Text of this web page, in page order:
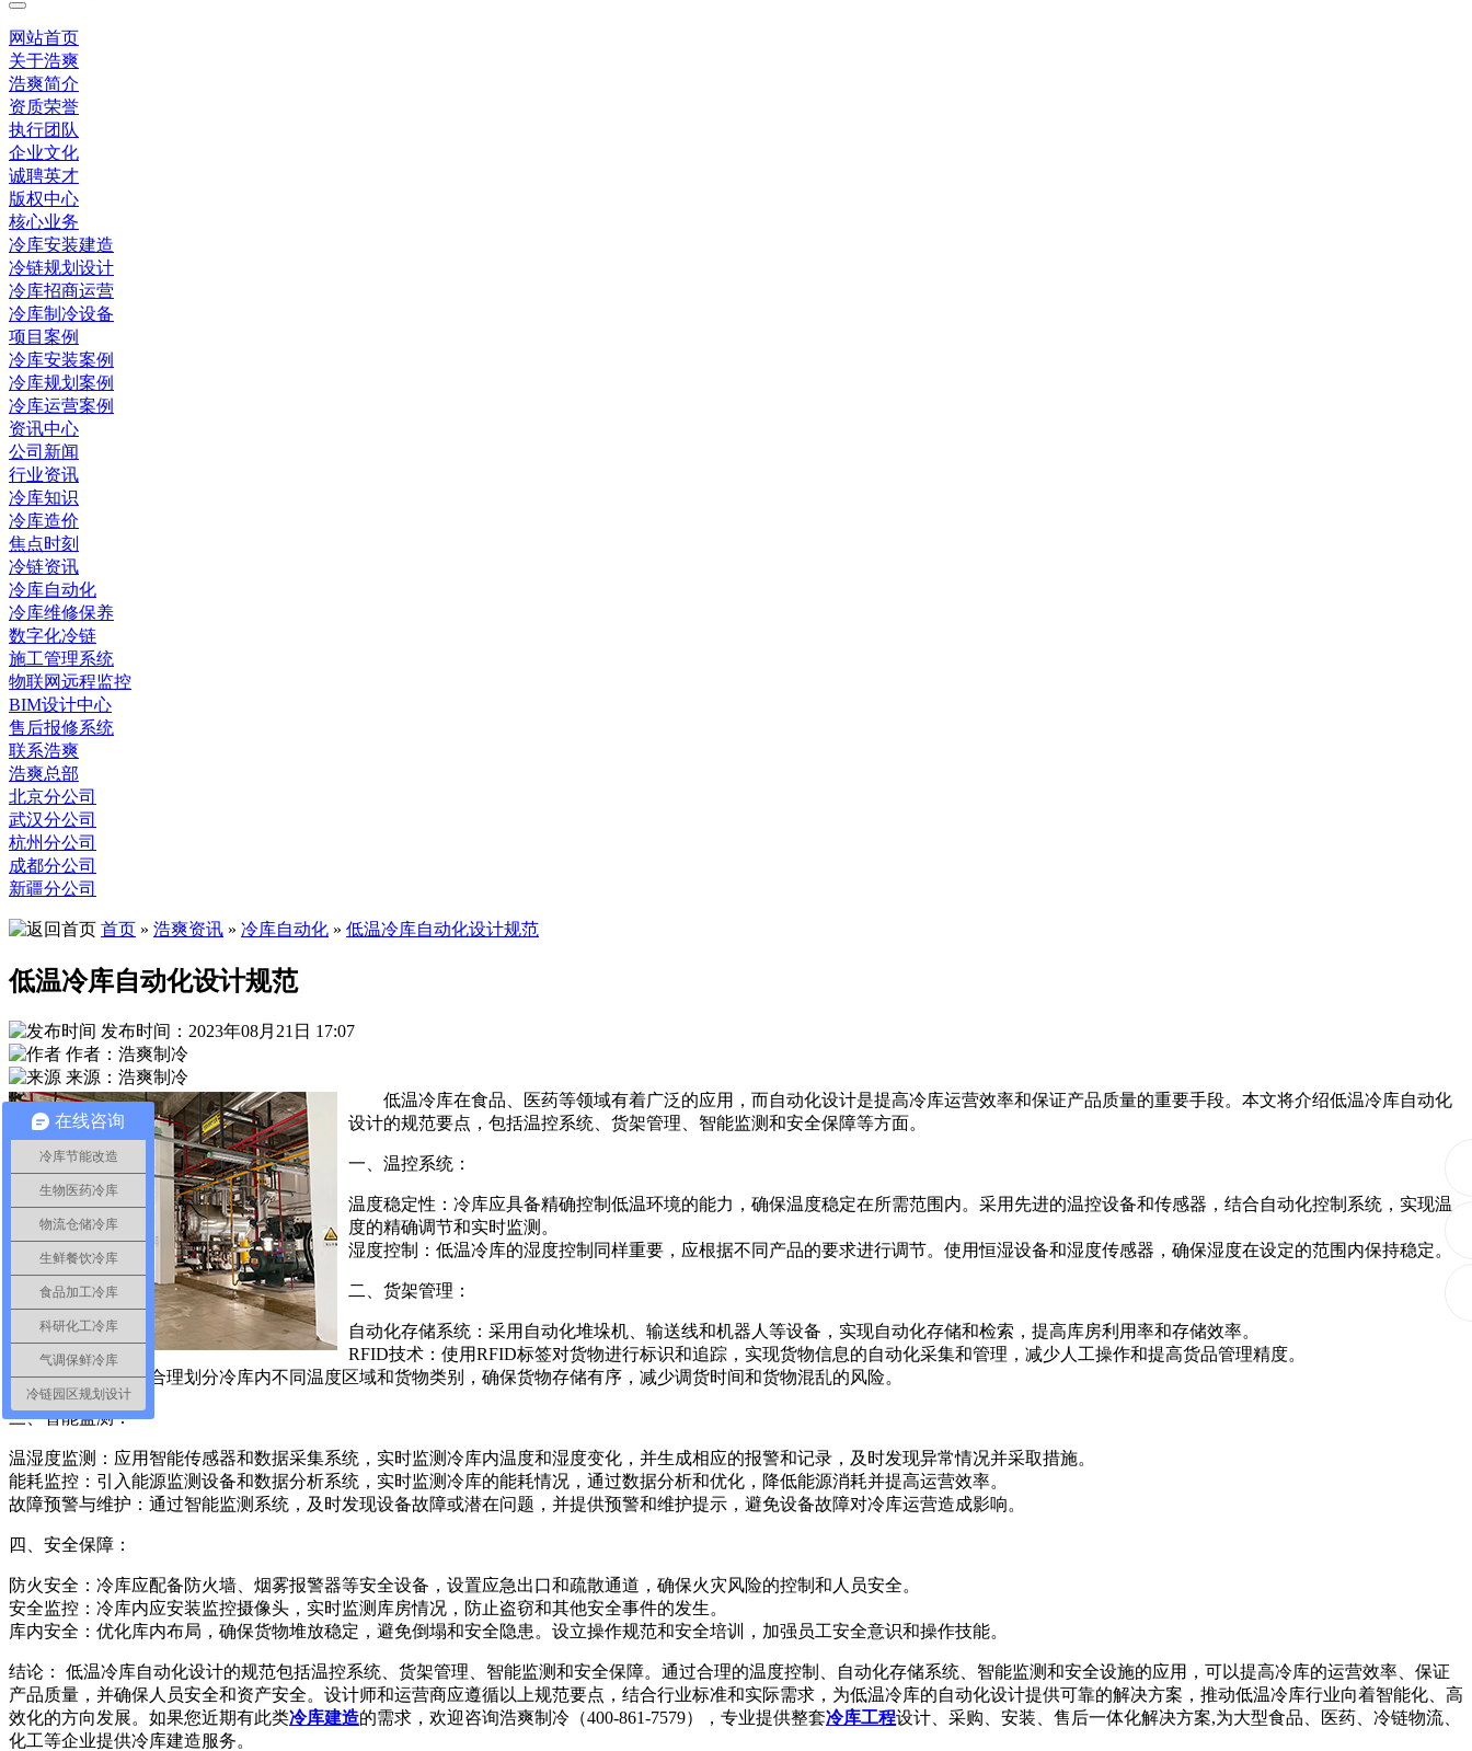
网站首页
关于浩爽
浩爽简介
资质荣誉
执行团队
企业文化
诚聘英才
版权中心
核心业务
冷库安装建造
冷链规划设计
冷库招商运营
冷库制冷设备
项目案例
冷库安装案例
冷库规划案例
冷库运营案例
资讯中心
公司新闻
行业资讯
冷库知识
冷库造价
焦点时刻
冷链资讯
冷库自动化
冷库维修保养
数字化冷链
施工管理系统
物联网远程监控
BIM设计中心
售后报修系统
联系浩爽
浩爽总部
北京分公司
武汉分公司
杭州分公司
成都分公司
新疆分公司
首页 » 浩爽资讯 » 冷库自动化 » 低温冷库自动化设计规范
低温冷库自动化设计规范
发布时间：2023年08月21日 17:07
作者：浩爽制冷
来源：浩爽制冷
低温冷库在食品、医药等领域有着广泛的应用，而自动化设计是提高冷库运营效率和保证产品质量的重要手段。本文将介绍低温冷库自动化
设计的规范要点，包括温控系统、货架管理、智能监测和安全保障等方面。
一、温控系统：
温度稳定性：冷库应具备精确控制低温环境的能力，确保温度稳定在所需范围内。采用先进的温控设备和传感器，结合自动化控制系统，实现温
度的精确调节和实时监测。
湿度控制：低温冷库的湿度控制同样重要，应根据不同产品的要求进行调节。使用恒湿设备和湿度传感器，确保湿度在设定的范围内保持稳定。
二、货架管理：
自动化存储系统：采用自动化堆垛机、输送线和机器人等设备，实现自动化存储和检索，提高库房利用率和存储效率。
RFID技术：使用RFID标签对货物进行标识和追踪，实现货物信息的自动化采集和管理，减少人工操作和提高货品管理精度。
货物分类与分区：合理划分冷库内不同温度区域和货物类别，确保货物存储有序，减少调货时间和货物混乱的风险。
三、智能监测：
温湿度监测：应用智能传感器和数据采集系统，实时监测冷库内温度和湿度变化，并生成相应的报警和记录，及时发现异常情况并采取措施。
能耗监控：引入能源监测设备和数据分析系统，实时监测冷库的能耗情况，通过数据分析和优化，降低能源消耗并提高运营效率。
故障预警与维护：通过智能监测系统，及时发现设备故障或潜在问题，并提供预警和维护提示，避免设备故障对冷库运营造成影响。
四、安全保障：
防火安全：冷库应配备防火墙、烟雾报警器等安全设备，设置应急出口和疏散通道，确保火灾风险的控制和人员安全。
安全监控：冷库内应安装监控摄像头，实时监测库房情况，防止盗窃和其他安全事件的发生。
库内安全：优化库内布局，确保货物堆放稳定，避免倒塌和安全隐患。设立操作规范和安全培训，加强员工安全意识和操作技能。
结论： 低温冷库自动化设计的规范包括温控系统、货架管理、智能监测和安全保障。通过合理的温度控制、自动化存储系统、智能监测和安全设施的应用，可以提高冷库的运营效率、保证
产品质量，并确保人员安全和资产安全。设计师和运营商应遵循以上规范要点，结合行业标准和实际需求，为低温冷库的自动化设计提供可靠的解决方案，推动低温冷库行业向着智能化、高
效化的方向发展。如果您近期有此类冷库建造的需求，欢迎咨询浩爽制冷（400-861-7579），专业提供整套冷库工程设计、采购、安装、售后一体化解决方案,为大型食品、医药、冷链物流、
化工等企业提供冷库建造服务。
在线咨询
冷库节能改造
生物医药冷库
物流仓储冷库
生鲜餐饮冷库
食品加工冷库
科研化工冷库
气调保鲜冷库
冷链园区规划设计